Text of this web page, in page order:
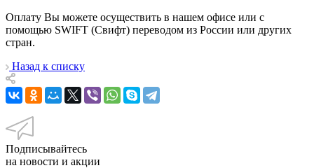
Оплату Вы можете осуществить в нашем офисе или с
помощью SWIFT (Свифт) переводом из России или других
стран.
Назад к списку
Подписывайтесь
на новости и акции